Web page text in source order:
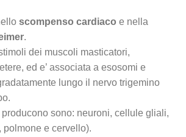
scompenso cardiacoe nella
.
dei muscoli masticatori,
ed e’ associata a esosomi e
lungo il nervo trigemino
sono: neuroni, cellule gliali,
polmone e cervello).